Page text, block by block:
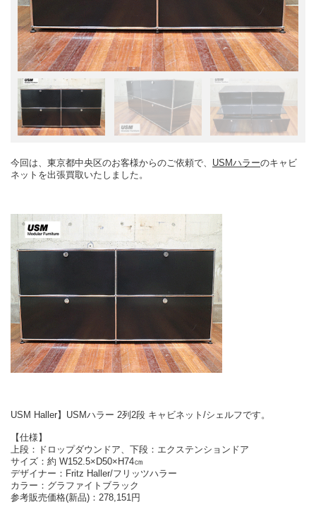
今回は、東京都中央区のお客様からのご依頼で、 USMハラーのキャビ
ネットを出張買取いたしました。
USM Haller】USMハラー 2列2段 キャビネット/シェルフです。
【仕様】
上段：ドロップダウンドア、下段：エクステンションドア
サイズ：約 W152.5×D50×H74㎝
デザイナー：Fritz Haller/フリッツハラー
カラー：グラファイトブラック
参考販売価格(新品)：278,151円